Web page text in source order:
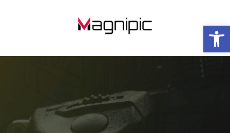
פתח סרגל נגישות